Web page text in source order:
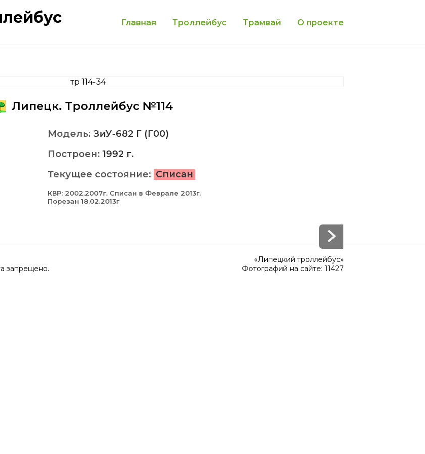
Главная Троллейбус Трамвай О проекте
Липецк. Троллейбус №114
Модель: ЗиУ-682 Г (Г00)
Построен: 1992 г.
Текущее состояние: Списан
КВР: 2002,2007г. Списан в Феврале 2013г.
Порезан 18.02.2013г
запрещено.
«Липецкий троллейбус»
Фотографий на сайте: 11427